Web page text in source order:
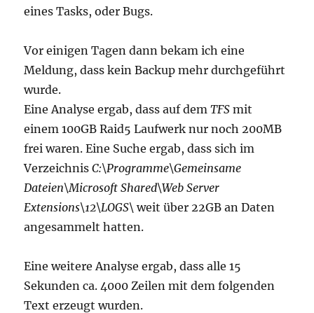
eines Tasks, oder Bugs.
Vor einigen Tagen dann bekam ich eine
Meldung, dass kein Backup mehr durchgeführt
wurde.
Eine Analyse ergab, dass auf demTFSmit
einem 100GB Raid5 Laufwerk nur noch 200MB
frei waren. Eine Suche ergab, dass sich im
VerzeichnisC:\Programme\Gemeinsame
Dateien\Microsoft Shared\Web Server
Extensions\12\LOGS\weit über 22GB an Daten
angesammelt hatten.
Eine weitere Analyse ergab, dass alle 15
Sekunden ca. 4000 Zeilen mit dem folgenden
Text erzeugt wurden.